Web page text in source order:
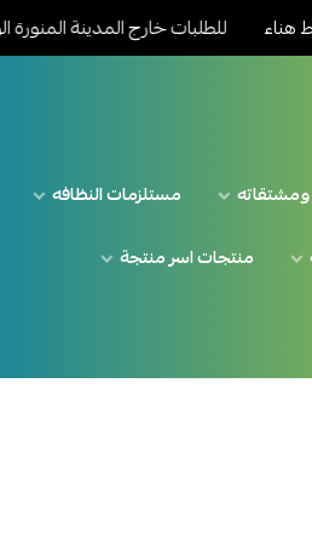
للطلبات خارج المدينة المنورة
ومشتقاته
مستلزمات النظافه
منتجات اسر منتجة